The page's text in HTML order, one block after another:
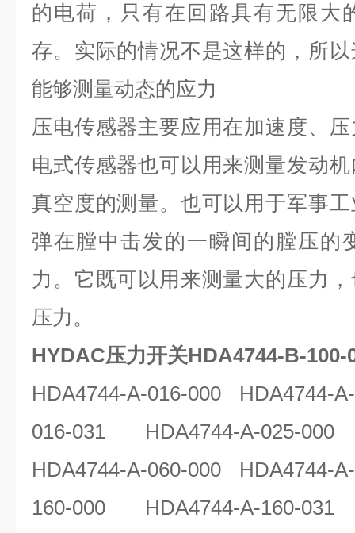
的电荷，只有在回路具有无限大
存。实际的情况不是这样的，所
能够测量动态的应力
压电传感器主要应用在加速度、
电式传感器也可以用来测量发动
真空度的测量。也可以用于军事
弹在膛中击发的一瞬间的膛压的
力。它既可以用来测量大的压力
压力。
HYDAC压力开关HDA4744-B-100-
HDA4744-A-016-000 HDA4744-
016-031 HDA4744-A-025-000
HDA4744-A-060-000 HDA4744-
160-000 HDA4744-A-160-031